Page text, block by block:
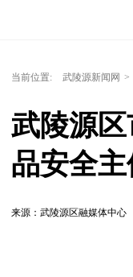
当前位置: 武陵源新闻网 >
武陵源
品安全
来源：武陵源区融媒体中心